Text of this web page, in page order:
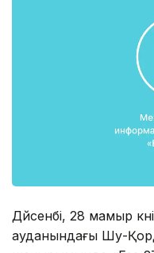
Дүйсенбі, 28 мамыр
ауданындағы Шу-